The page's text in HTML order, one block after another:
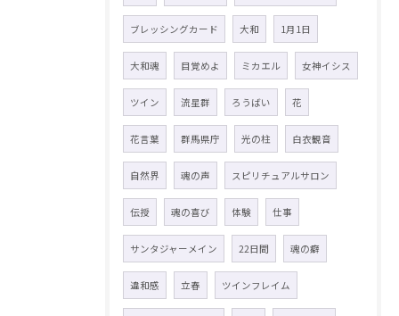
ブレッシングカード 大和 1月1日
大和魂 目覚めよ ミカエル 女神イシス
ツイン 流星群 ろうばい 花
花言葉 群馬県庁 光の柱 白衣観音
自然界 魂の声 スピリチュアルサロン
伝授 魂の喜び 体験 仕事
サンタジャーメイン 22日間 魂の癖
違和感 立春 ツインフレイム